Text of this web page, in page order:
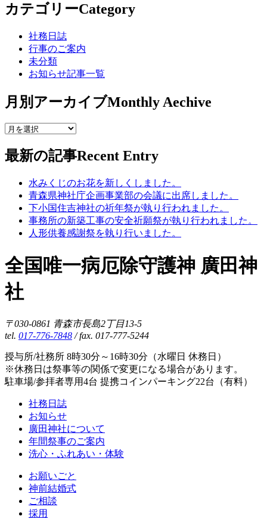
カテゴリーCategory
社務日誌
行事のご案内
未分類
お知らせ記事一覧
月別アーカイブMonthly Aechive
最新の記事Recent Entry
水みくじのお花を新しくしました。
青森県神社庁企画事業部の会議に出席しました。
下小国住吉神社の祈年祭が執り行われました。
事務所の新築工事の安全祈願祭が執り行われました。
人形供養感謝祭を執り行いました。
全国唯一病厄除守護神 廣田神
社
〒030-0861 青森市長島2丁目13-5
tel. 017-776-7848 / fax. 017-777-5244
授与所/社務所 8時30分～16時30分（水曜日 休務日）
※休務日は祭事等の関係で変更になる場合があります。
駐車場/参拝者専用4台 提携コインパーキング22台（有料）
社務日誌
お知らせ
廣田神社について
年間祭事のご案内
洗心・ふれあい・体験
お願いごと
神前結婚式
ご相談
採用